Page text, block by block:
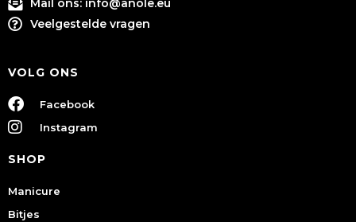
Mail ons: info@anole.eu
Veelgestelde vragen
VOLG ONS
Facebook
Instagram
SHOP
Manicure
Bitjes